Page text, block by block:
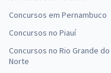
Concursos em Pernambuco
Concursos no Piauí
Concursos no Rio Grande do
Norte